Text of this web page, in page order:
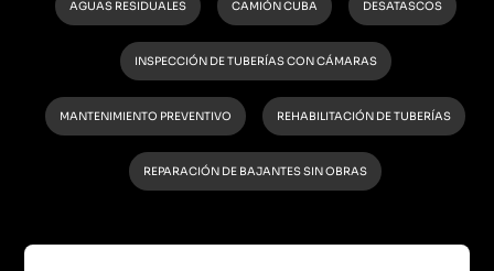
AGUAS RESIDUALES CAMIÓN CUBA DESATASCOS
INSPECCIÓN DE TUBERÍAS CON CÁMARAS
MANTENIMIENTO PREVENTIVO REHABILITACIÓN DE TUBERÍAS
REPARACIÓN DE BAJANTES SIN OBRAS